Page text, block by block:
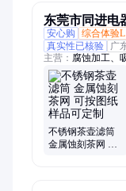
东莞市同进电
安心购
综合体验
真实性已核验
广
主营： 腐蚀加工、
工、不锈钢蚀刻加
属双极板、VC散
不锈钢茶壶滤筒
金属蚀刻茶网 可